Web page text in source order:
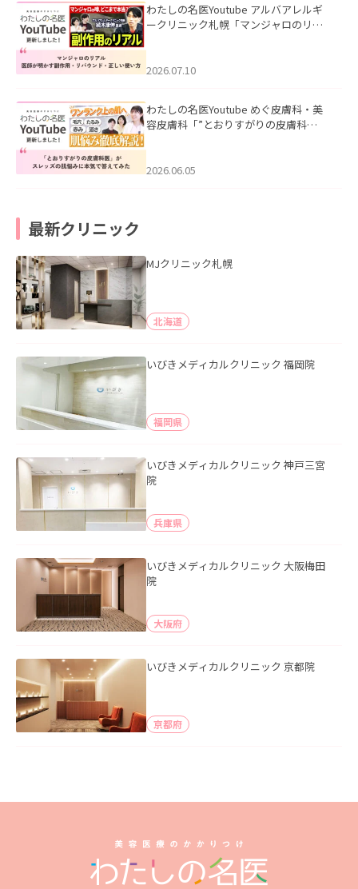
わたしの名医Youtube アルバアレルギ
ークリニック札幌「マンジャロのリア
た。
2026.07.10
わたしの名医Youtube めぐ皮膚科・美
容皮膚科「”とおりすがりの皮膚科
2026.06.05
最新クリニック
MJクリニック札幌
北海道
いびきメディカルクリニック 福岡院
福岡県
いびきメディカルクリニック 神戸三宮
院
兵庫県
いびきメディカルクリニック 大阪梅田
院
大阪府
いびきメディカルクリニック 京都院
京都府